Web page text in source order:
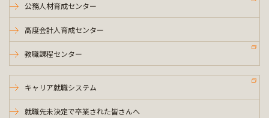
公務人材育成センター
高度会計人育成センター
教職課程センター
キャリア就職システム
就職先未決定で卒業された皆さんへ